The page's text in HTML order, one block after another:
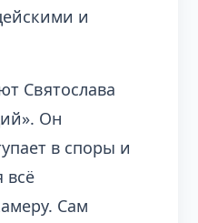
и
Святослава
Он
в споры и
всё
Сам